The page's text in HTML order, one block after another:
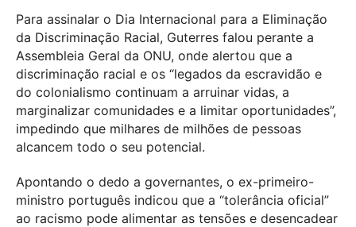
Para assinalar o Dia Internacional para a Eliminação
da Discriminação Racial, Guterres falou perante a
Assembleia Geral da ONU, onde alertou que a
discriminação racial e os “legados da escravidão e
do colonialismo continuam a arruinar vidas, a
marginalizar comunidades e a limitar oportunidades”,
impedindo que milhares de milhões de pessoas
alcancem todo o seu potencial.
Apontando o dedo a governantes, o ex-primeiro-
ministro português indicou que a “tolerância oficial”
ao racismo pode alimentar as tensões e desencadear